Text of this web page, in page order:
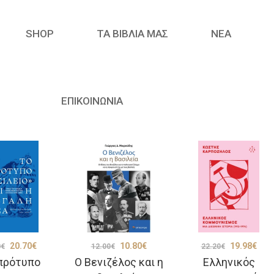
SHOP ΤΑ ΒΙΒΛΙΑ ΜΑΣ ΝΈΑ
ΕΠΙΚΟΙΝΩΝΙΑ
€
Original
price
20.70€Η
τρέχουσαΟ Βενιζέλος και η
12.00€
Original
price
10.80€Η
τρέχουσα
Ελληνικός
22.20€
Original
price
19.98€Η